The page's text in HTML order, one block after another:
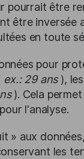
pourrait être
être inversée
en toute
pour
ex.: 29 ans),
). Cela
l'analyse.
» aux
les